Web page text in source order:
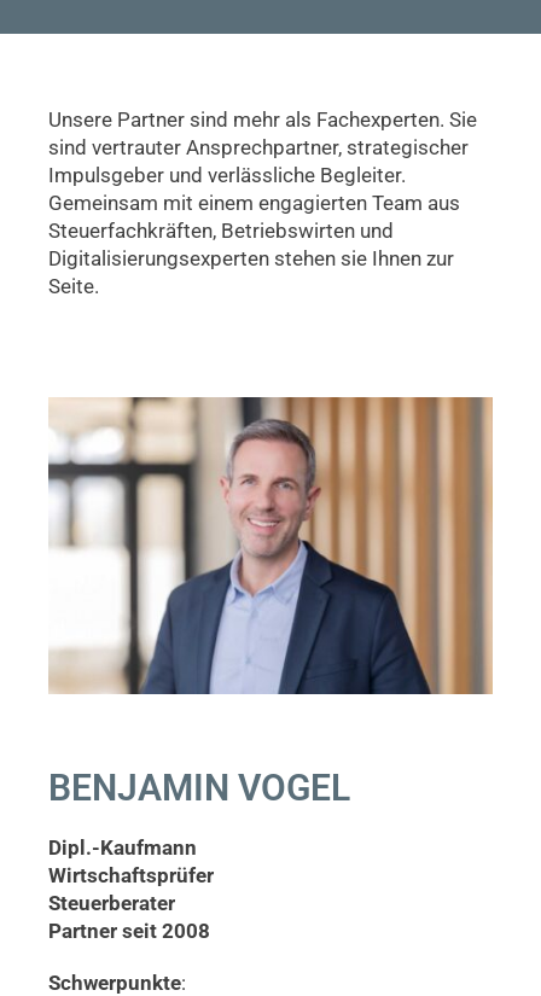
Unsere Partner sind mehr als Fachexperten. Sie
sind vertrauter Ansprechpartner, strategischer
Impulsgeber und verlässliche Begleiter.
Gemeinsam mit einem engagierten Team aus
Steuerfachkräften, Betriebswirten und
Digitalisierungsexperten stehen sie Ihnen zur
Seite.
BENJAMIN VOGEL
Dipl.-Kaufmann
Wirtschaftsprüfer
Steuerberater
Partner seit 2008
Schwerpunkte: